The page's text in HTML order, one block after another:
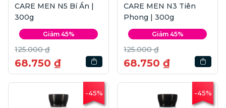
CARE MEN N5 Bí Ẩn |
300g
Giảm 45%
125.000 ₫
68.750 ₫
CARE MEN N3 Tiên
Phong | 300g
Giảm 45%
125.000 ₫
68.750 ₫
-45% -45%